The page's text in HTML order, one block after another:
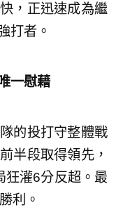
，正迅速成為繼
打者。
一慰藉
的投打守整體戰
半段取得領先，
狂灌6分反超。最
利。